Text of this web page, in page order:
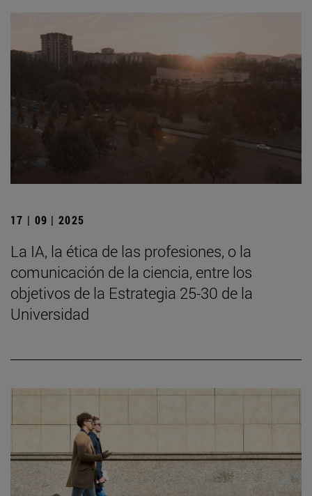
17 | 09 | 2025
La IA, la ética de las profesiones, o la
comunicación de la ciencia, entre los
objetivos de la Estrategia 25-30 de la
Universidad